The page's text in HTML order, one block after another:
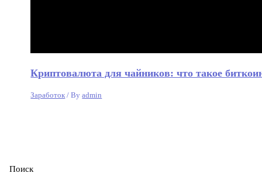
Поиск
Криптовалюта для чайников: что такое
Заработок / Byadmin